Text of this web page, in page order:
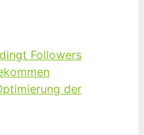
Followers
der